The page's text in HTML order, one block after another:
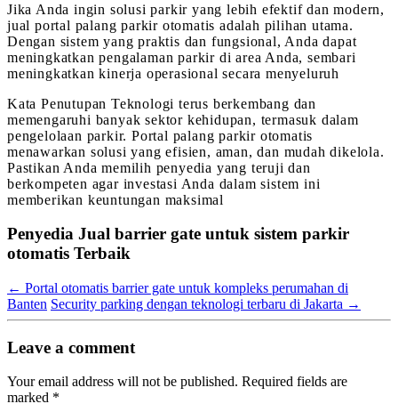
Jika Anda ingin solusi parkir yang lebih efektif dan modern,
jual portal palang parkir otomatis adalah pilihan utama.
Dengan sistem yang praktis dan fungsional, Anda dapat
meningkatkan pengalaman parkir di area Anda, sembari
meningkatkan kinerja operasional secara menyeluruh
Kata Penutupan Teknologi terus berkembang dan
memengaruhi banyak sektor kehidupan, termasuk dalam
pengelolaan parkir. Portal palang parkir otomatis
menawarkan solusi yang efisien, aman, dan mudah dikelola.
Pastikan Anda memilih penyedia yang teruji dan
berkompeten agar investasi Anda dalam sistem ini
memberikan keuntungan maksimal
Penyedia Jual barrier gate untuk sistem parkir
otomatis Terbaik
← Portal otomatis barrier gate untuk kompleks perumahan di
Banten Security parking dengan teknologi terbaru di Jakarta →
Leave a comment
Your email address will not be published. Required fields are
marked *